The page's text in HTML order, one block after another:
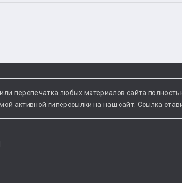
перепечатка любых материалов сайта
активной гиперссылки на наш сайт. Ссылка